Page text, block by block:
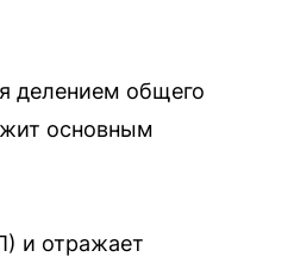
делением общего
основным
и отражает